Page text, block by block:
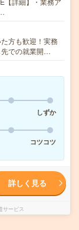
方も歓迎！実務
先での就業開…
しずか
コツコツ
詳しく見る
サービス